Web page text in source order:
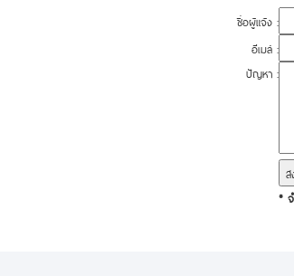
ชื่อผู้แจ้ง :
อีเมล์ :
ปัญหา :
*